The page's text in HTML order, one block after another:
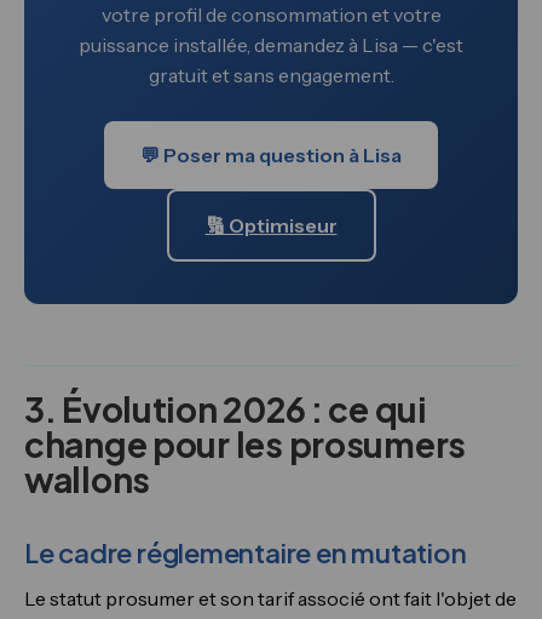
votre profil de consommation et votre
puissance installée, demandez à Lisa — c'est
gratuit et sans engagement.
💬 Poser ma question à Lisa
🔢 Optimiseur
3. Évolution 2026 : ce qui
change pour les prosumers
wallons
Le cadre réglementaire en mutation
Le statut prosumer et son tarif associé ont fait l'objet de